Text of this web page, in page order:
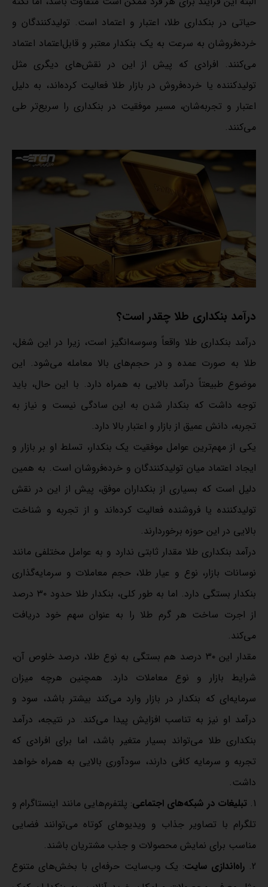
حیاتی در بنکداری طلا، اعتبار و اعتماد است. تولیدکنندگان و
خرده‌فروشان به سرعت به یک بنکدار معتبر و قابل‌اعتماد اعتماد
می‌کنند. افرادی که پیش از این در نقش‌های دیگری مثل
تولیدکننده یا خرده‌فروش در بازار طلا فعالیت کرده‌اند، به دلیل
اعتبار و تجربه‌شان، مسیر موفقیت در بنکداری را سریع‌تر طی
می‌کنند.
درآمد بنکداری طلا چقدر است؟
درآمد بنکداری طلا واقعاً وسوسه‌انگیز است، زیرا در این شغل،
طلا به صورت عمده و در حجم‌های بالا معامله می‌شود. این
موضوع طبیعتاً درآمد بالایی به همراه دارد. با این حال، باید
توجه داشت که بنکدار شدن به این سادگی نیست و نیاز به
تجربه، دانش عمیق از بازار و اعتبار بالا دارد.
یکی از مهم‌ترین عوامل موفقیت یک بنکدار، تسلط او بر بازار و
ایجاد اعتماد میان تولیدکنندگان و خرده‌فروشان است. به همین
دلیل است که بسیاری از بنکداران موفق، پیش از این در نقش
تولیدکننده یا فروشنده فعالیت کرده‌اند و از تجربه و شناخت
بالایی در این حوزه برخوردارند.
درآمد بنکداری طلا مقدار ثابتی ندارد و به عوامل مختلفی مانند
نوسانات بازار، نوع و عیار طلا، حجم معاملات و سرمایه‌گذاری
بنکدار بستگی دارد. اما به طور کلی، بنکدار طلا حدود ۳۰ درصد
از اجرت ساخت هر گرم طلا را به عنوان سهم خود دریافت
می‌کند.
مقدار این ۳۰ درصد هم بستگی به نوع طلا، درصد خلوص آن،
شرایط بازار و نوع معاملات دارد. همچنین هرچه میزان
سرمایه‌ای که بنکدار در بازار وارد می‌کند بیشتر باشد، سود و
درآمد او نیز به تناسب افزایش پیدا می‌کند. در نتیجه، درآمد
بنکداری طلا می‌تواند بسیار متغیر باشد، اما برای افرادی که
تجربه و سرمایه کافی دارند، سودآوری بالایی به همراه خواهد
داشت.
تبلیغات در شبکه‌های اجتماعی: پلتفرم‌هایی مانند اینستاگرام و
تلگرام با تصاویر جذاب و ویدیوهای کوتاه می‌توانند فضایی
مناسب برای نمایش محصولات و جذب مشتریان باشند.
راه‌اندازی سایت: یک وب‌سایت حرفه‌ای با بخش‌های متنوع